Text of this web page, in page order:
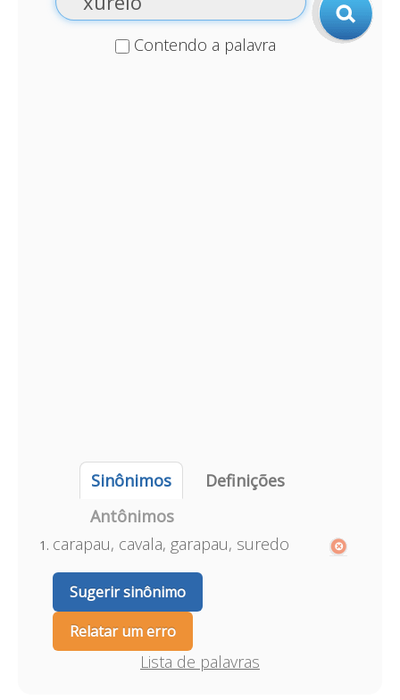
Contendo a palavra
Sinônimos
Definições
Antônimos
carapau, cavala, garapau, suredo
Sugerir sinônimo
Relatar um erro
Lista de palavras